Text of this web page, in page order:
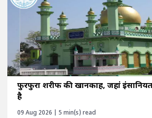
फुरफुरा शरीफ की खानकाह, जहां
है
09 Aug 2026 | 5 min(s) read